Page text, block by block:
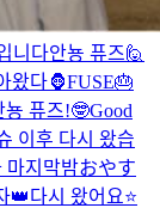
니다안뇽 퓨즈🙋
왔다🦍FUSE🎂
뇽 퓨즈!🤓Good
이후 다시 왔습
마지막밤おやす
👑다시 왔어요⭐️